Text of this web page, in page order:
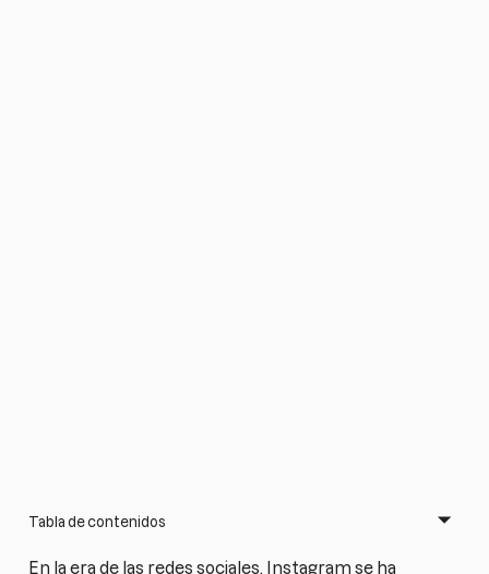
Tabla de contenidos
En la era de las redes sociales, Instagram se ha